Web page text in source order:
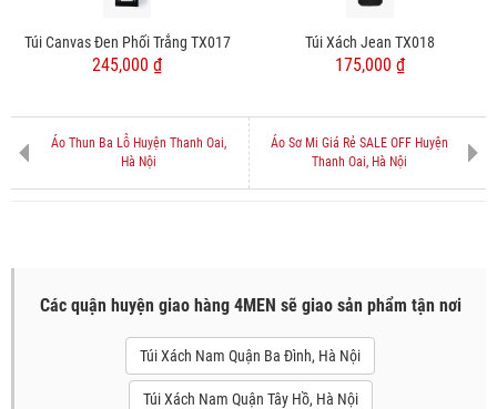
Túi Canvas Đen Phối Trắng TX017
245,000 ₫
Túi Xách Jean TX018
175,000 ₫
Áo Thun Ba Lỗ Huyện Thanh Oai,
Hà Nội
Áo Sơ Mi Giá Rẻ SALE OFF Huyện
Thanh Oai, Hà Nội
Các quận huyện giao hàng 4MEN sẽ giao sản phẩm tận nơi
Túi Xách Nam Quận Ba Đình, Hà Nội
Túi Xách Nam Quận Tây Hồ, Hà Nội